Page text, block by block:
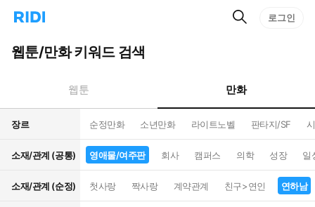
리
홈
으
턴
트
검
로그인
웹툰/만화 키워드 검색
웹툰 만화
장르 순정만화 소년만화 라이트노벨 판타지/SF
소재/관계 (공통) 영애물/여주판 회사 캠퍼스 의학 성장 일
소재/관계 (순정) 첫사랑 짝사랑 계약관계 친구>연인 연하남